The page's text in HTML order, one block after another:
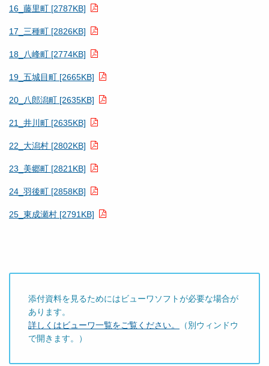
16_藤里町 [2787KB]
17_三種町 [2826KB]
18_八峰町 [2774KB]
19_五城目町 [2665KB]
20_八郎潟町 [2635KB]
21_井川町 [2635KB]
22_大潟村 [2802KB]
23_美郷町 [2821KB]
24_羽後町 [2858KB]
25_東成瀬村 [2791KB]
添付資料を見るためにはビューワソフトが必要な場合が
あります。
詳しくはビューワ一覧をご覧ください。
（別ウィンドウ
で開きます。）